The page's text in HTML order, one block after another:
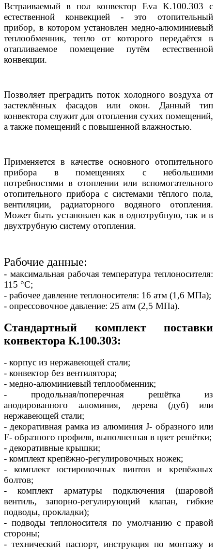
Встраиваемый в пол конвектор Eva K.100.303 с
естественной конвекцией - это отопительный
прибор, в котором установлен медно-алюминиевый
теплообменник, тепло от которого передаётся в
отапливаемое помещение путём естественной
конвекции.
Позволяет преградить поток холодного воздуха от
застеклённых фасадов или окон. Данный тип
конвектора служит для отопления сухих помещений,
а также помещений с повышенной влажностью.
Применяется в качестве основного отопительного
прибора в помещениях с небольшими
потребностями в отоплении или вспомогательного
отопительного прибора с системами тёплого пола,
вентиляции, радиаторного водяного отопления.
Может быть установлен как в однотрубную, так и в
двухтрубную систему отопления.
Рабочие данные:
- максимальная рабочая температура теплоносителя:
115 °С;
- рабочее давление теплоносителя: 16 атм (1,6 МПа);
- опрессовочное давление: 25 атм (2,5 МПа).
Стандартный комплект поставки
конвектора К.100.303:
- корпус из нержавеющей стали;
- конвектор без вентилятора;
- медно-алюминиевый теплообменник;
- продольная/поперечная решётка из
анодированного алюминия, дерева (дуб) или
нержавеющей стали;
- декоративная рамка из алюминия J- образного или
F- образного профиля, выполненная в цвет решётки;
- декоративные крышки;
- комплект крепёжно-регулировочных ножек;
- комплект юстировочных винтов и крепёжных
болтов;
- комплект арматуры подключения (шаровой
вентиль, запорно-регулирующий клапан, гибкие
подводы, прокладки);
- подводы теплоносителя по умолчанию с правой
стороны;
- технический паспорт, инструкция по монтажу и